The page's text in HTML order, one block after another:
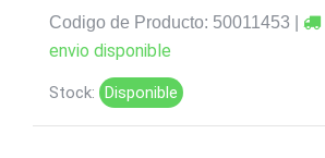
Codigo de Producto: 50011453 |
envio disponible
Stock: Disponible